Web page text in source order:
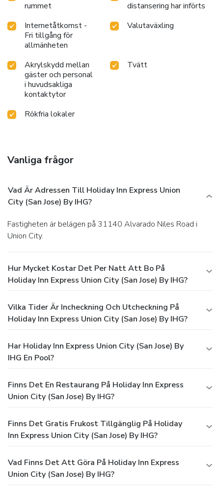
rummet
distansering har införts
Internetåtkomst -
Fri tillgång för
allmänheten
Valutaväxling
Akrylskydd mellan
gäster och personal
i huvudsakliga
kontaktytor
Tvätt
Rökfria lokaler
Vanliga frågor
Vad Är Adressen Till Holiday Inn Express Union
City (San Jose) By IHG?
Fastigheten är belägen på 31140 Alvarado Niles Road i
Union City.
Hur Mycket Kostar Det Per Natt Att Bo På
Holiday Inn Express Union City (San Jose) By IHG?
Vilka Tider Är Incheckning Och Utcheckning På
Holiday Inn Express Union City (San Jose) By IHG?
Har Holiday Inn Express Union City (San Jose) By
IHG En Pool?
Finns Det En Restaurang På Holiday Inn Express
Union City (San Jose) By IHG?
Finns Det Gratis Frukost Tillgänglig På Holiday
Inn Express Union City (San Jose) By IHG?
Vad Finns Det Att Göra På Holiday Inn Express
Union City (San Jose) By IHG?